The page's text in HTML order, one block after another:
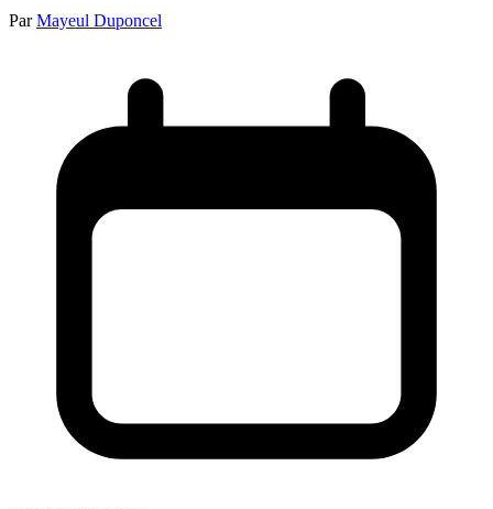
Par Mayeul Duponcel